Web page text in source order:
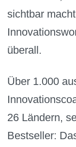
sichtbar
überall.
Über 1.000
26 Ländern,
Bestseller: